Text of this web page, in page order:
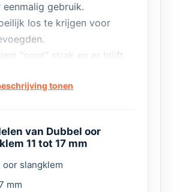
eenmalig gebruik.
los te krijgen voor
“oogt” strak en er blijft
staal
tonen
van Dubbel oor
11 tot 17 mm
oor slangklem
mm